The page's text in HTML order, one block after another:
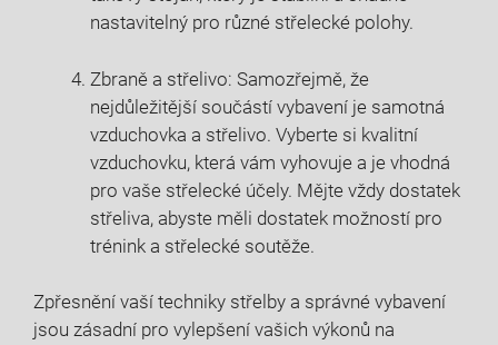
nastavitelný pro různé střelecké polohy.
Zbraně a střelivo: Samozřejmě, že
nejdůležitější součástí vybavení je samotná
vzduchovka a střelivo. Vyberte si kvalitní
vzduchovku, která vám vyhovuje a je vhodná
pro vaše střelecké účely. Mějte vždy dostatek
střeliva, abyste měli dostatek možností pro
trénink a střelecké soutěže.
Zpřesnění vaší techniky střelby a správné vybavení
jsou zásadní pro vylepšení vašich výkonů na